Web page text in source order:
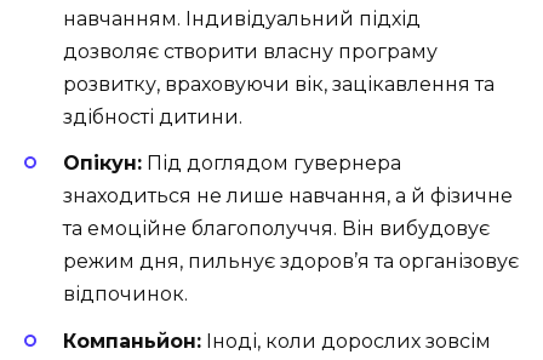
навчанням. Індивідуальний підхід
дозволяє створити власну програму
розвитку, враховуючи вік, зацікавлення та
здібності дитини.
Опікун: Під доглядом гувернера
знаходиться не лише навчання, а й фізичне
та емоційне благополуччя. Він вибудовує
режим дня, пильнує здоров’я та організовує
відпочинок.
Компаньйон: Іноді, коли дорослих зовсім